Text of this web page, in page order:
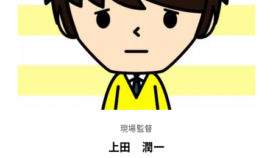
現場監督
上田 潤一